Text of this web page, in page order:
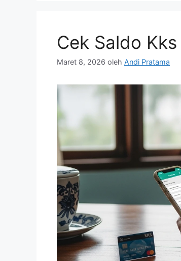
Cek Saldo
Maret 8, 2026 oleh Andi Pratama